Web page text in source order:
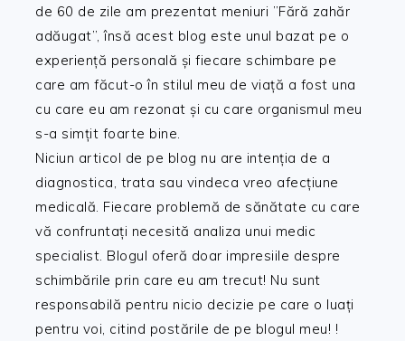
de 60 de zile am prezentat meniuri ”Fără zahăr
adăugat”, însă acest blog este unul bazat pe o
experiență personală și fiecare schimbare pe
care am făcut-o în stilul meu de viață a fost una
cu care eu am rezonat și cu care organismul meu
s-a simțit foarte bine.
Niciun articol de pe blog nu are intenția de a
diagnostica, trata sau vindeca vreo afecțiune
medicală. Fiecare problemă de sănătate cu care
vă confruntați necesită analiza unui medic
specialist. Blogul oferă doar impresiile despre
schimbările prin care eu am trecut! Nu sunt
responsabilă pentru nicio decizie pe care o luați
pentru voi, citind postările de pe blogul meu! !